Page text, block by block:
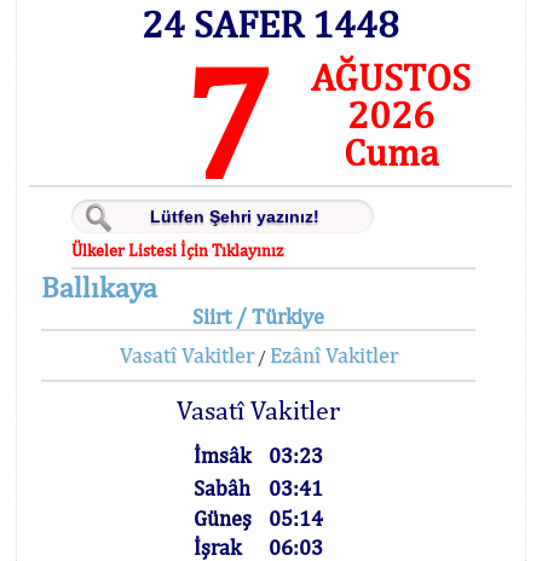
24 SAFER 1448
7
AĞUSTOS
2026
Cuma
Ülkeler Listesi İçin Tıklayınız
Ballıkaya
Siirt / Türkiye
Vasatî Vakitler/ Ezânî Vakitler
Vasatî Vakitler
İmsâk
03:23
Sabâh
03:41
Güneş
05:14
İşrak
06:03